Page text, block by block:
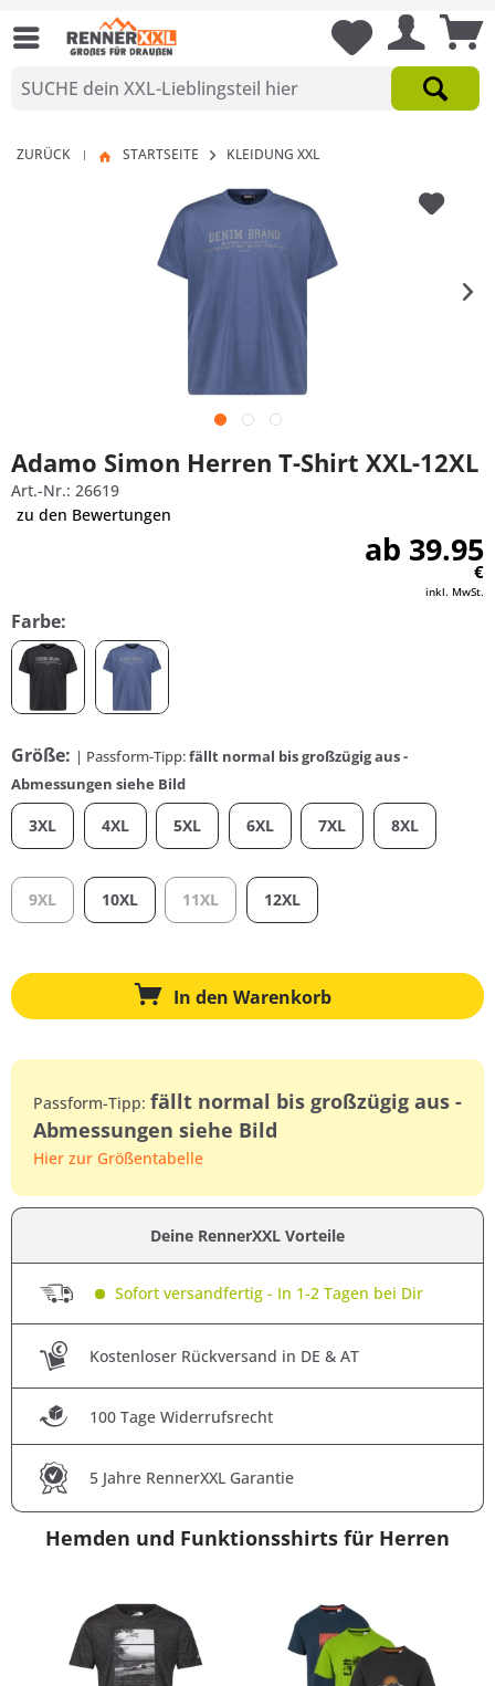
ZURÜCK | STARTSEITE KLEIDUNG XXL
Adamo Simon Herren T-Shirt XXL-12XL
Art.-Nr.: 26619
zu den Bewertungen
ab 39.95
€
inkl. MwSt.
Farbe:
Größe: | Passform-Tipp:fällt normal bis großzügig aus -
Abmessungen siehe Bild
3XL 4XL 5XL 6XL 7XL 8XL
9XL 10XL 11XL 12XL
In den Warenkorb
Passform-Tipp: fällt normal bis großzügig aus -
Abmessungen siehe Bild
Hier zur Größentabelle
Deine RennerXXL Vorteile
Sofort versandfertig - In 1-2 Tagen bei Dir
Kostenloser Rückversand in DE & AT
100 Tage Widerrufsrecht
5 Jahre RennerXXL Garantie
Hemden und Funktionsshirts für Herren